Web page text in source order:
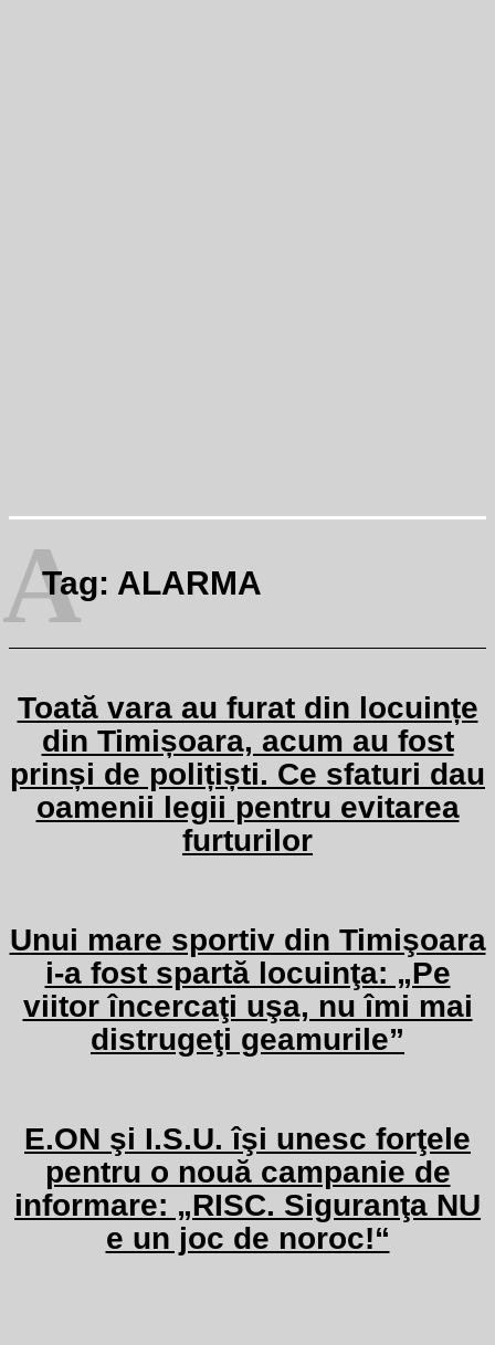
Tag: ALARMA
A
Toată vara au furat din locuințe
din Timișoara, acum au fost
prinși de polițiști. Ce sfaturi dau
oamenii legii pentru evitarea
furturilor
Unui mare sportiv din Timişoara
i-a fost spartă locuinţa: „Pe
viitor încercaţi uşa, nu îmi mai
distrugeţi geamurile”
E.ON şi I.S.U. îşi unesc forţele
pentru o nouă campanie de
informare: „RISC. Siguranţa NU
e un joc de noroc!“